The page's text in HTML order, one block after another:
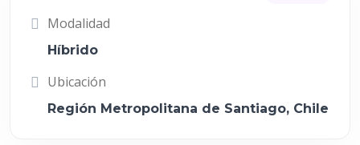
Modalidad
Híbrido
Ubicación
Región Metropolitana de Santiago, Chile